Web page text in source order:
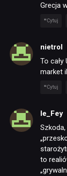
Grecja
Cytuj
nietrol
To cały
market
Cytuj
le_Fey
to